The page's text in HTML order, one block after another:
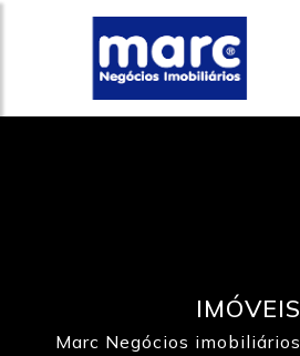
IMÓVEIS
Marc Negócios imobiliários